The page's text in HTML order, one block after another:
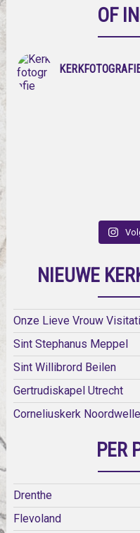
OF
NIEUWE
Onze Lieve Vrouw
Sint Stephanus Meppel
Sint Willibrord Beilen
Gertrudiskapel Utrecht
Corneliuskerk Noordwelle
PER
Drenthe
Flevoland